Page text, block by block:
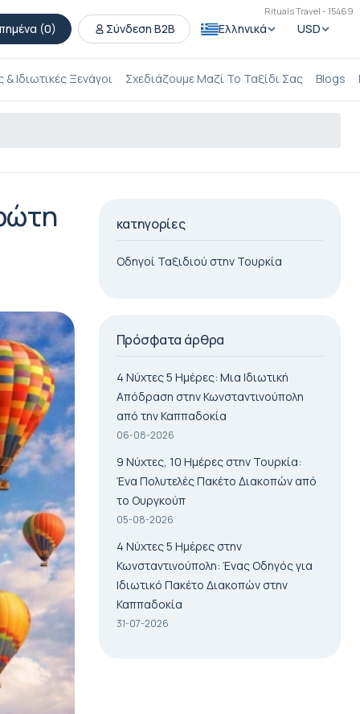
Rituals Travel - 15469
(0) Σύνδεση B2B Ελληνικά USD
Ιδιωτικές Ξενάγοι Σχεδιάζουμε Μαζί Το Ταξίδι Σας Blogs
κατηγορίες
Οδηγοί Ταξιδιού στην Τουρκία
Πρόσφατα άρθρα
4 Νύχτες 5 Ημέρες: Μια Ιδιωτική
Απόδραση στην Κωνσταντινούπολη
από την Καππαδοκία
06-08-2026
9 Νύχτες, 10 Ημέρες στην Τουρκία:
Ένα Πολυτελές Πακέτο Διακοπών από
το Ουργκούπ
05-08-2026
4 Νύχτες 5 Ημέρες στην
Κωνσταντινούπολη: Ένας Οδηγός για
Ιδιωτικό Πακέτο Διακοπών στην
Καππαδοκία
31-07-2026